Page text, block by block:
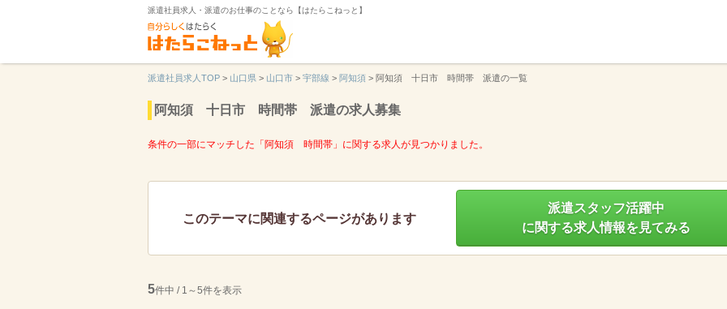
派遣社員求人・派遣のお仕事のことなら【はたらこねっと】
派遣社員求人TOP > 山口県 > 山口市 > 宇部線 > 阿知須 > 阿知須 十日市 時間帯 派遣の一覧
阿知須 十日市 時間帯 派遣の求人募集
条件の一部にマッチした「阿知須 時間帯」に関する求人が見つかりました。
このテーマに関連するページがあります
派遣スタッフ活躍中
に関する求人情報を見てみる
5件中 / 1～5件を表示